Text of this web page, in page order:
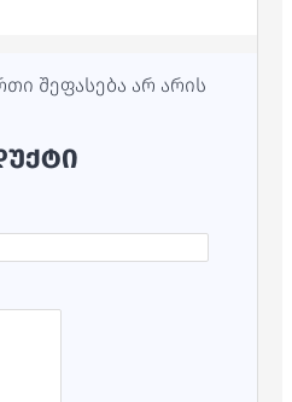
შეფასება არ არის